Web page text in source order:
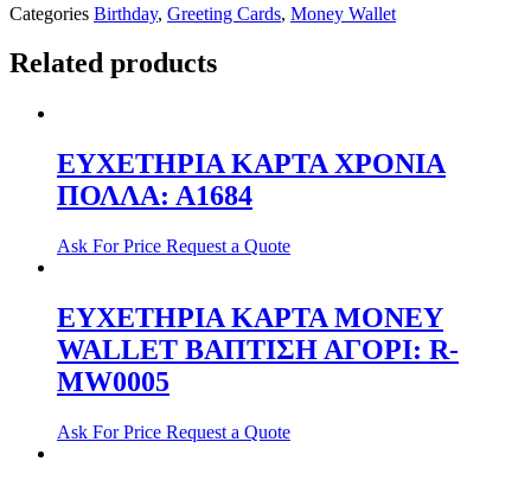
Categories Birthday, Greeting Cards, Money Wallet
Related products
ΕΥΧΕΤΗΡΙΑ ΚΑΡΤΑ ΧΡΟΝΙΑ
ΠΟΛΛΑ: Α1684
Ask For Price Request a Quote
ΕΥΧΕΤΗΡΙΑ ΚΑΡΤΑ ΜΟΝΕΥ
WALLET ΒΑΠΤΙΣΗ ΑΓΟΡΙ: R-
MW0005
Ask For Price Request a Quote